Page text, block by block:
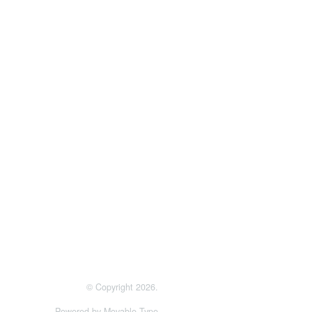
© Copyright 2026.